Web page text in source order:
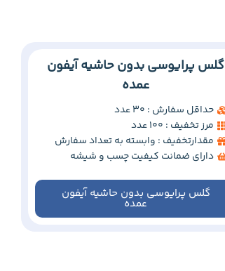
گلس پرایوسی بدون حاشیه آیفون
عمده
حداقل سفارش : 30 عدد
مرز تخفیف : 100 عدد
مقدارتخفیف : وابسته به تعداد سفارش
دارای ضمانت کیفیت چسب و شیشه
گلس پرایوسی بدون حاشیه آیفون
عمده